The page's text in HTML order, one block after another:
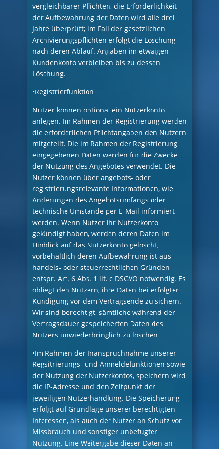
vergleichbarer Pflichten, die Erforderlichkeit
der Aufbewahrung der Daten wird alle drei
Jahre überprüft; im Fall der gesetzlichen
Archivierungspflichten erfolgt die Löschung
nach deren Ablauf. Angaben im etwaigen
Kundenkonto verbleiben bis zu dessen
Löschung.
•Registrierfunktion
Nutzer können optional ein Nutzerkonto
anlegen. Im Rahmen der Registrierung werden
die erforderlichen Pflichtangaben den Nutzern
mitgeteilt. Die im Rahmen der Registrierung
eingegebenen Daten werden für die Zwecke
der Nutzung des Angebotes verwendet. Die
Nutzer können über angebots- oder
registrierungsrelevante Informationen, wie
Änderungen des Angebotsumfangs oder
technische Umstände per E-Mail informiert
werden. Wenn Nutzer ihr Nutzerkonto
gekündigt haben, werden deren Daten im
Hinblick auf das Nutzerkonto gelöscht,
vorbehaltlich deren Aufbewahrung ist aus
handels- oder steuerrechtlichen Gründen
entspr. Art. 6 Abs. 1 lit. c DSGVO notwendig. Es
obliegt den Nutzern, ihre Daten bei erfolgter
Kündigung vor dem Vertragsende zu sichern.
Wir sind berechtigt, sämtliche während der
Vertragsdauer gespeicherten Daten des
Nutzers unwiederbringlich zu löschen.
•Im Rahmen der Inanspruchnahme unserer
Regsitrierungs- und Anmeldefunktionen sowie
der Nutzung der Nutzerkontos, speichern wird
die IP-Adresse und den Zeitpunkt der
jeweiligen Nutzerhandlung. Die Speicherung
erfolgt auf Grundlage unserer berechtigten
Interessen, als auch der Nutzer an Schutz vor
Missbrauch und sonstiger unbefugter
Nutzung. Eine Weitergabe dieser Daten an